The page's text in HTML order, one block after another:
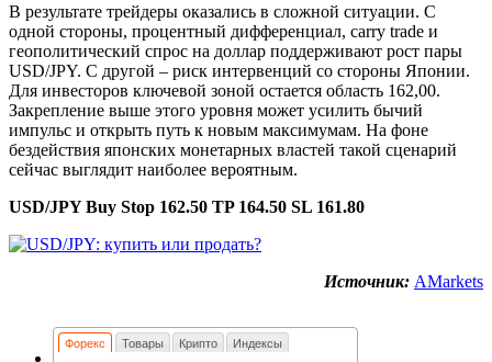
В результате трейдеры оказались в сложной ситуации. С
одной стороны, процентный дифференциал, carry trade и
геополитический спрос на доллар поддерживают рост пары
USD/JPY. С другой – риск интервенций со стороны Японии.
Для инвесторов ключевой зоной остается область 162,00.
Закрепление выше этого уровня может усилить бычий
импульс и открыть путь к новым максимумам. На фоне
бездействия японских монетарных властей такой сценарий
сейчас выглядит наиболее вероятным.
USD/JPY Buy Stop 162.50 TP 164.50 SL 161.80
Источник: AMarkets
Форекс Товары Крипто Индексы